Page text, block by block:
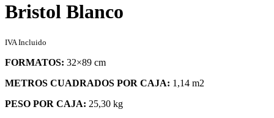
Bristol Blanco
IVA Incluido
FORMATOS: 32×89 cm
METROS CUADRADOS POR CAJA: 1,14 m2
PESO POR CAJA: 25,30 kg